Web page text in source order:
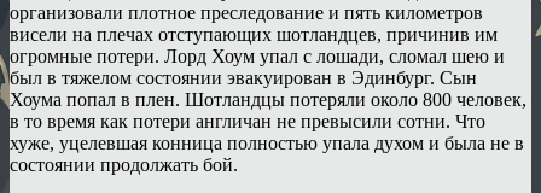
организовали плотное преследование и пять километров
висели на плечах отступающих шотландцев, причинив им
огромные потери. Лорд Хоум упал с лошади, сломал шею и
был в тяжелом состоянии эвакуирован в Эдинбург. Сын
Хоума попал в плен. Шотландцы потеряли около 800 человек,
в то время как потери англичан не превысили сотни. Что
хуже, уцелевшая конница полностью упала духом и была не в
состоянии продолжать бой.